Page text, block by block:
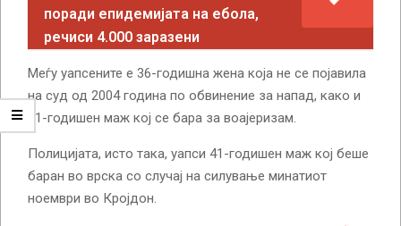
поради епидемијата на ебола,
речиси 4.000 заразени
Меѓу уапсените е 36-годишна жена која не се појавила
на суд од 2004 година по обвинение за напад, како и
31-годишен маж кој се бара за воајеризам.
Полицијата, исто така, уапси 41-годишен маж кој беше
баран во врска со случај на силување минатиот
ноември во Кројдон.